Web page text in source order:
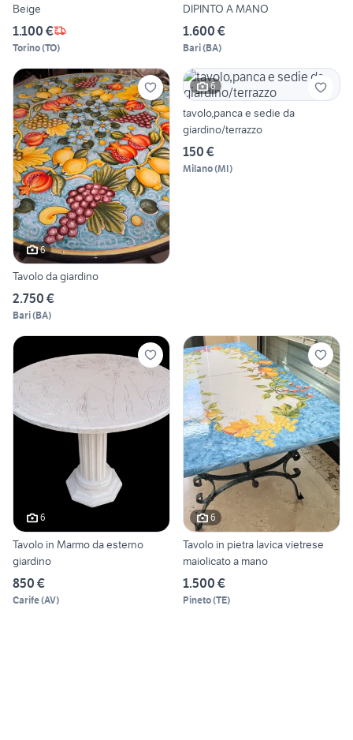
Beige
1.100 €
Torino(TO)
DIPINTO A MANO
1.600 €
Bari(BA)
6
Tavolo da giardino
2.750 €
Bari(BA)
6
tavolo,panca e sedie da
giardino/terrazzo
150 €
Milano(MI)
6
Tavolo in Marmo da esterno
giardino
850 €
Carife(AV)
6
Tavolo in pietra lavica vietrese
maiolicato a mano
1.500 €
Pineto(TE)